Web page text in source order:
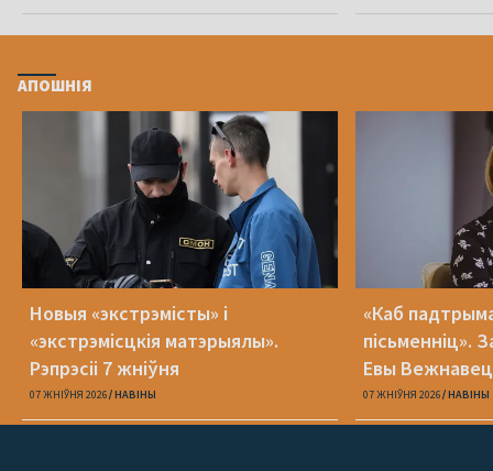
АПОШНІЯ
Новыя «экстрэмісты» і
«экстрэмісцкія матэрыялы».
Рэпрэсіі 7 жніўня
07 ЖНІЎНЯ 2026 НАВІНЫ
«Каб
пісьменніц».
Евы Вежнавец
07 ЖНІЎНЯ 2026 НАВІНЫ